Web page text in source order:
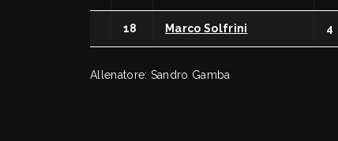
18 Marco Solfrini 4
Allenatore: Sandro Gamba